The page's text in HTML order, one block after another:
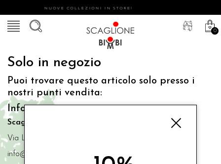
NUOVE COLLEZIONI IN STORE!
0
Solo in negozio
Puoi trovare questo articolo solo presso i
nostri punti vendita:
Info contatti
Scaglione Bimbi di Iacono Maria Angela
Via Luigi Mazzella,73 80077 Ischia
info@scaglionebimbi.com